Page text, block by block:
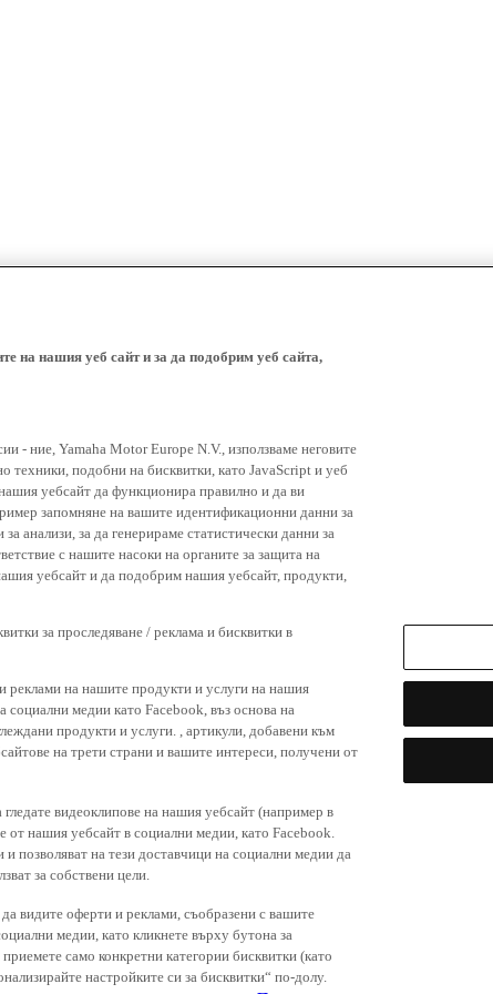
на нашия уеб сайт и за да подобрим уеб сайта,
- ние, Yamaha Motor Europe N.V., използваме неговите
техники, подобни на бисквитки, като JavaScript и уеб
уебсайт да функционира правилно и да ви
запомняне на вашите идентификационни данни за
анализи, за да генерираме статистически данни за
с нашите насоки на органите за защита на
уебсайт и да подобрим нашия уебсайт, продукти,
за проследяване / реклама и бисквитки в
реклами на нашите продукти и услуги на нашия
социални медии като Facebook, въз основа на
продукти и услуги. , артикули, добавени към
на трети страни и вашите интереси, получени от
видеоклипове на нашия уебсайт (например в
от нашия уебсайт в социални медии, като Facebook.
позволяват на тези доставчици на социални медии да
за собствени цели.
видите оферти и реклами, съобразени с вашите
медии, като кликнете върху бутона за
само конкретни категории бисквитки (като
настройките си за бисквитки“ по-долу.